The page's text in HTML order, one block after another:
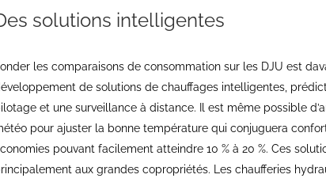
solutions intelligentes
les comparaisons de consommation sur les DJU est
de solutions de chauffages intelligentes,
et une surveillance à distance. Il est même possible
pour ajuster la bonne température qui conjuguera
pouvant facilement atteindre 10 % à 20 %. Ces
aux grandes copropriétés. Les chaufferies